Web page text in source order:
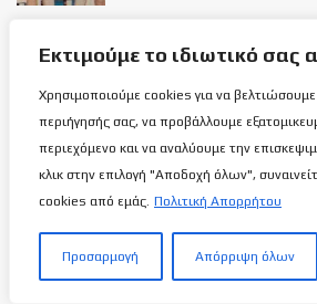
Εκτιμούμε το ιδιωτικό σας
Χρησιμοποιούμε cookies για να βελτιώσουμε
περιήγησής σας, να προβάλλουμε
περιεχόμενο και να αναλύουμε την
κλικ στην επιλογή "Αποδοχή όλων",
cookies από εμάς. Πολιτική Απορρήτου
Προσαρμογή Απόρριψη όλων
Social
Σχετικά με εμάς
ΌΡΟΙ ΧΡΉΣΗΣ